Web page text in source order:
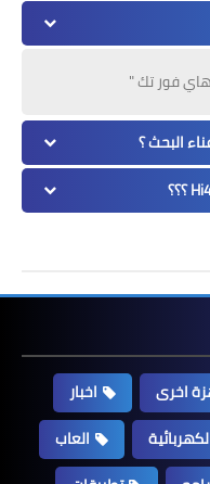
فور تك "
البحث ؟
اخرى
اخبار
العاب